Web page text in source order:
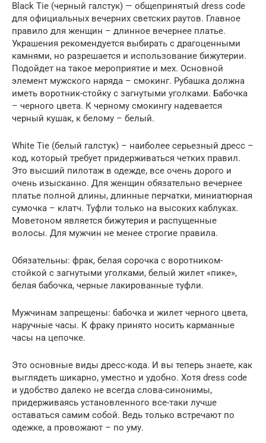
Black Tie (черный галстук) — общепринятый dress code
для официальных вечерних светских раутов. Главное
правило для женщин – длинное вечернее платье.
Украшения рекомендуется выбирать с драгоценными
камнями, но разрешается и использование бижутерии.
Подойдет на такое мероприятие и мех. Основной
элемент мужского наряда – смокинг. Рубашка должна
иметь воротник-стойку с загнутыми уголками. Бабочка
– черного цвета. К черному смокингу надевается
черный кушак, к белому – белый.
White Tie (белый галстук) – наиболее серьезный дресс –
код, который требует придерживаться четких правил.
Это высший пилотаж в одежде, все очень дорого и
очень изысканно. Для женщин обязательно вечернее
платье полной длины, длинные перчатки, миниатюрная
сумочка – клатч. Туфли только на высоких каблуках.
Моветоном является бижутерия и распущенные
волосы. Для мужчин не менее строгие правила.
Обязательны: фрак, белая сорочка с воротником-
стойкой с загнутыми уголками, белый жилет «пике»,
белая бабочка, черные лакированные туфли.
Мужчинам запрещены: бабочка и жилет черного цвета,
наручные часы. К фраку принято носить карманные
часы на цепочке.
Это основные виды дресс-кода. И вы теперь знаете, как
выглядеть шикарно, уместно и удобно. Хотя dress code
и удобство далеко не всегда слова-синонимы,
придерживаясь установленного все-таки лучше
оставаться самим собой. Ведь только встречают по
одежке, а провожают – по уму.